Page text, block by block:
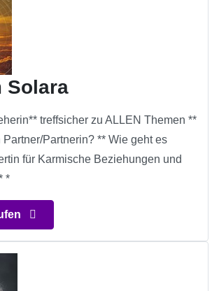
Solara
treffsicher zu ALLEN Themen **
Partner/Partnerin? ** Wie geht es
für Karmische Beziehungen und
*